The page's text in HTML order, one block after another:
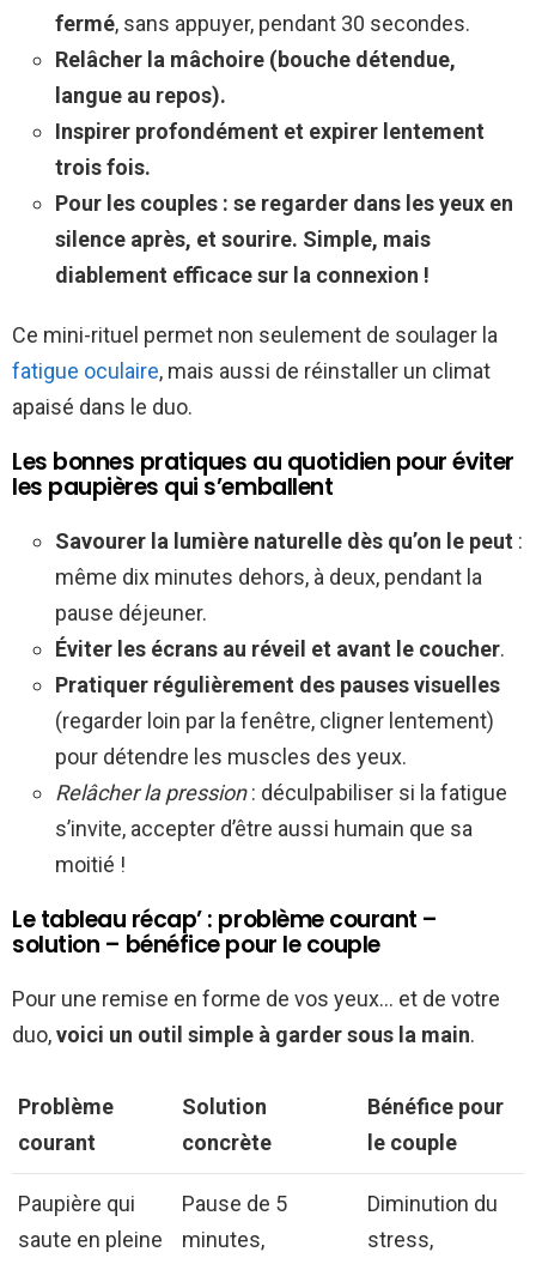
fermé, sans appuyer, pendant 30 secondes.
Relâcher la mâchoire (bouche détendue,
langue au repos).
Inspirer profondément et expirer lentement
trois fois.
Pour les couples : se regarder dans les yeux en
silence après, et sourire. Simple, mais
diablement efficace sur la connexion !
Ce mini-rituel permet non seulement de soulager la
fatigue oculaire, mais aussi de réinstaller un climat
apaisé dans le duo.
Les bonnes pratiques au quotidien pour éviter
les paupières qui s’emballent
Savourer la lumière naturelle dès qu’on le peut :
même dix minutes dehors, à deux, pendant la
pause déjeuner.
Éviter les écrans au réveil et avant le coucher.
Pratiquer régulièrement des pauses visuelles
(regarder loin par la fenêtre, cligner lentement)
pour détendre les muscles des yeux.
Relâcher la pression: déculpabiliser si la fatigue
s’invite, accepter d’être aussi humain que sa
moitié !
Le tableau récap’ : problème courant –
solution – bénéfice pour le couple
Pour une remise en forme de vos yeux… et de votre
duo,voici un outil simple à garder sous la main.
Problème
courant
Solution
concrète
Bénéfice pour
le couple
Paupière qui
saute en pleine
Pause de 5
minutes,
Diminution du
stress,